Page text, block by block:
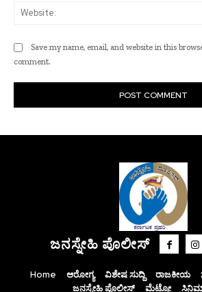
Save my name, email, and website in this
comment.
ಜನಸ್ನೇಹಿ ಪೊಲೀಸ್
Home ಆರೋಗ್ಯ ವಿಶೇಷ ಸುದ್ದಿ ರಾಜಕೀಯ
ಜನಸ್ನೇಹಿ ಪೊಲೀಸ್
ಮೆಟ್ರೋ